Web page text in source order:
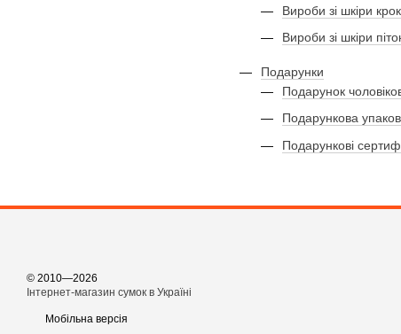
Вироби зі шкіри
Вироби зі шкіри
Подарунки
Подарунок
Подарункова
Подарункові
© 2010—2026
Інтернет-магазин сумок в Україні
Мобільна версія